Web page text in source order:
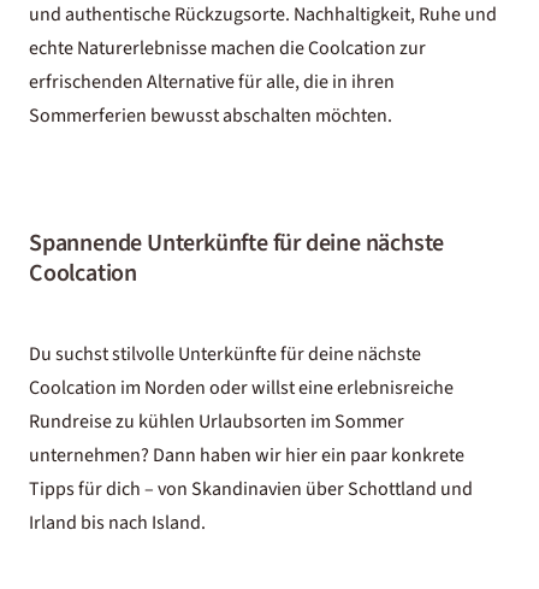
und authentische Rückzugsorte. Nachhaltigkeit, Ruhe und
echte Naturerlebnisse machen die Coolcation zur
erfrischenden Alternative für alle, die in ihren
Sommerferien bewusst abschalten möchten.
Spannende Unterkünfte für deine nächste
Coolcation
Du suchst stilvolle Unterkünfte für deine nächste
Coolcation im Norden oder willst eine erlebnisreiche
Rundreise zu kühlen Urlaubsorten im Sommer
unternehmen? Dann haben wir hier ein paar konkrete
Tipps für dich – von Skandinavien über Schottland und
Irland bis nach Island.